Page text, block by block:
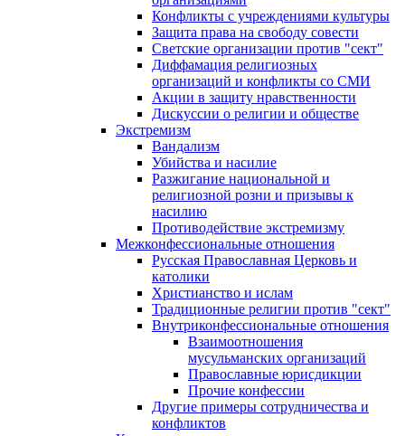
Конфликты с учреждениями культуры
Защита права на свободу совести
Светские организации против "сект"
Диффамация религиозных
организаций и конфликты со СМИ
Акции в защиту нравственности
Дискуссии о религии и обществе
Экстремизм
Вандализм
Убийства и насилие
Разжигание национальной и
религиозной розни и призывы к
насилию
Противодействие экстремизму
Межконфессиональные отношения
Русская Православная Церковь и
католики
Христианство и ислам
Традиционные религии против "сект"
Внутриконфессиональные отношения
Взаимоотношения
мусульманских организаций
Православные юрисдикции
Прочие конфессии
Другие примеры сотрудничества и
конфликтов